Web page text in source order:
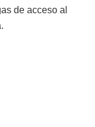
de acceso al